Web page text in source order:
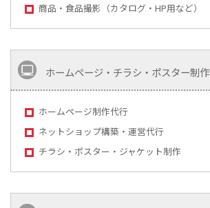
商品・食品撮影（カタログ・HP用など）
ホームページ・チラシ・ポスター制作
ホームページ制作代行
ネットショップ構築・運営代行
チラシ・ポスター・ジャケット制作